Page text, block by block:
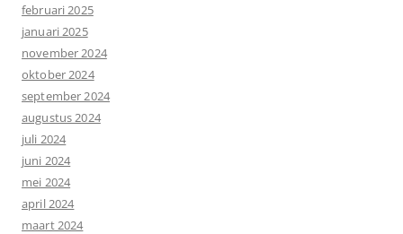
februari 2025
januari 2025
november 2024
oktober 2024
september 2024
augustus 2024
juli 2024
juni 2024
mei 2024
april 2024
maart 2024